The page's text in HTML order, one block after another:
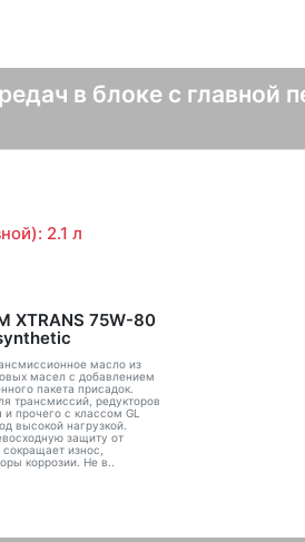
в блоке с главной
2.1 л
XTRANS 75W-80
масло из
масел с добавлением
пакета присадок.
трансмиссий, редукторов
прочего с классом GL
высокой нагрузкой.
защиту от
износ,
коррозии. Не в..